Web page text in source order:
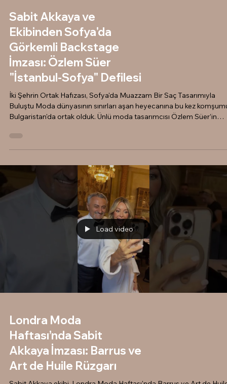
Sabit Akkaya ve
Ekibinden Sofya'da
Görkemli Backstage
İmzası: Özlem Süer
"İstanbul-Sofya" Defilesi
İki Şehrin Ortak Hafızası, Sofya'da Muazzam Bir Saç Tasarımıyla
Buluştu Moda dünyasının sınırları aşan heyecanına bu kez
Bulgaristan'da ortak olduk. Ünlü moda tasarımcısı Özlem Süer’in
tarihi dokusuna ve koleksiyonun ruhuna uygun olarak
Load video
Londra Moda
Haftası’nda Sabit
Akkaya İmzası: Barrus ve
Art de Huile Rüzgarı